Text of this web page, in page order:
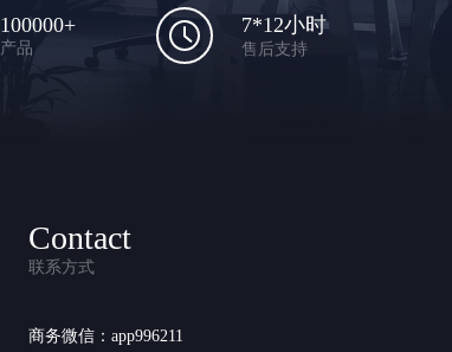
100000+
产品
7*12小时
售后支持
Contact
联系方式
商务微信：app996211